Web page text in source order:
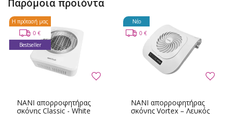
Παρόμοια προϊόντα
NANI απορροφητήρας
σκόνης Classic - White
Η πρότασή μας
0 €
Bestseller
NANI απορροφητήρας
σκόνης Vortex – Λευκός
Νέο
0 €